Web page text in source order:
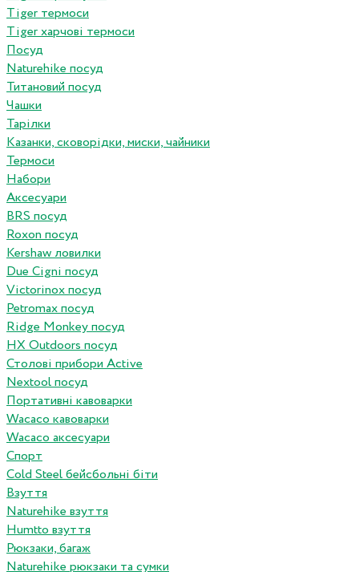
Tiger термоси
Tiger харчові термоси
Посуд
Naturehike посуд
Титановий посуд
Чашки
Тарілки
Казанки, сковорідки, миски, чайники
Термоси
Набори
Аксесуари
BRS посуд
Roxon посуд
Kershaw ловилки
Due Cigni посуд
Victorinox посуд
Petromax посуд
Ridge Monkey посуд
HX Outdoors посуд
Столові прибори Active
Nextool посуд
Портативні кавоварки
Wacaco кавоварки
Wacaco аксесуари
Спорт
Cold Steel бейсбольні біти
Взуття
Naturehike взуття
Humtto взуття
Рюкзаки, багаж
Naturehike рюкзаки та сумки